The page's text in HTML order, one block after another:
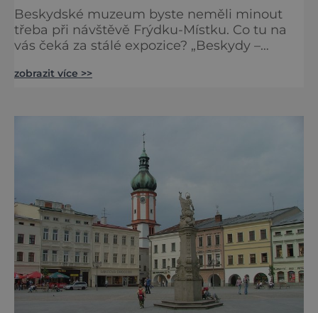
Beskydské muzeum byste neměli minout
třeba při návštěvě Frýdku-Místku. Co tu na
vás čeká za stálé expozice? „Beskydy –
propojenost přírody a lidské činnosti. Jak
provází návštěvníka tak, jak lidé do přírody a
zobrazit více >>